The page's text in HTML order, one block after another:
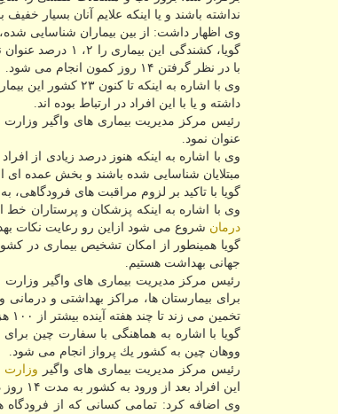
نداشته باشند و یا اینكه علایم آنان بسیار
وی اظهار داشت: از بین بیماران شناسایی شده، ۸۷ درصد دارای علائمی همچون آنفلوانزای ساده بوده اند و فقط ۱۳ درصد علایم شدید داشته اند.
گویا، كشندگی این بیماری را ۲، ۱ درصد عنوان نمود اضافه كرد: دوره كمون این ویروس سه تا ۱۴ روز است و
با در نظر گرفتن ۱۴ روز كمون انجام می شود.
وی با اشاره به
داشته و یا با این افراد در ارتباط بوده اند.
عنوان نمود.
وی با اشاره به اینكه هنوز درصد زیادی از
مبتلایان شناسایی شده باشند و بخش عمده ای
گویا با تاكید بر لزوم مراقبت های
وی با اشاره به اینكه پزشكان و پرستاران خط
درمان شروع می شود ازاین رو رعایت نكات
گویا همینطور از امكان تشخیص بیماری در
جهانی بهداشت هستیم.
رئیس مركز مدیریت بیماری های واگیر
برای بیمارستان ها، مراكز بهداشتی و
تخمین می زند تا چند هفته آینده بیشتر از ۱۰۰ هزار نفر به كرونا ویروس جدید مبتلا شوند.
ووهان چین به كشور یك پرواز انجام می شود.
رئیس مركز مدیریت بیماری های واگیر وزارت
این افراد بعد از ورود به كشور به مدت ۱۴ روز در یك مكان مشخص نگهداری می شوند.
وی اضافه كرد: تمامی كسانی كه از